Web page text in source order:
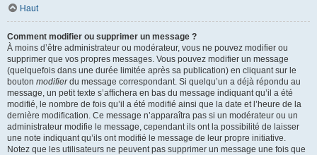
Haut
Comment modifier ou supprimer un message ?
À moins d’être administrateur ou modérateur, vous ne pouvez modifier ou
supprimer que vos propres messages. Vous pouvez modifier un message
(quelquefois dans une durée limitée après sa publication) en cliquant sur le
bouton modifierdu message correspondant. Si quelqu’un a déjà répondu au
message, un petit texte s’affichera en bas du message indiquant qu’il a été
modifié, le nombre de fois qu’il a été modifié ainsi que la date et l’heure de la
dernière modification. Ce message n’apparaîtra pas si un modérateur ou un
administrateur modifie le message, cependant ils ont la possibilité de laisser
une note indiquant qu’ils ont modifié le message de leur propre initiative.
Notez que les utilisateurs ne peuvent pas supprimer un message une fois que